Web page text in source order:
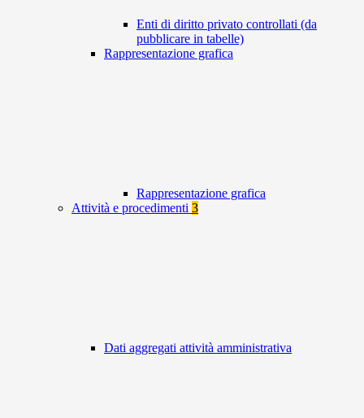
Enti di diritto privato controllati (da
pubblicare in tabelle)
Rappresentazione grafica
Rappresentazione grafica
Attività e procedimenti 3
Dati aggregati attività amministrativa